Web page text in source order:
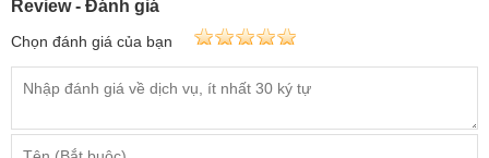
Review - Đánh giá
Chọn đánh giá của bạn